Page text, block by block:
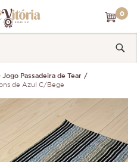
0
Jogo Passadeira de Tear
de Azul C/Bege